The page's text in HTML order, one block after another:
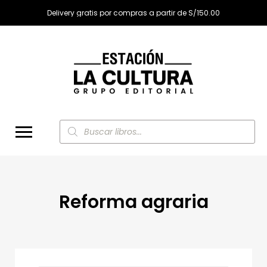
Delivery gratis por compras a partir de S/150.00
Búsqueda
de
productos
Reforma agraria